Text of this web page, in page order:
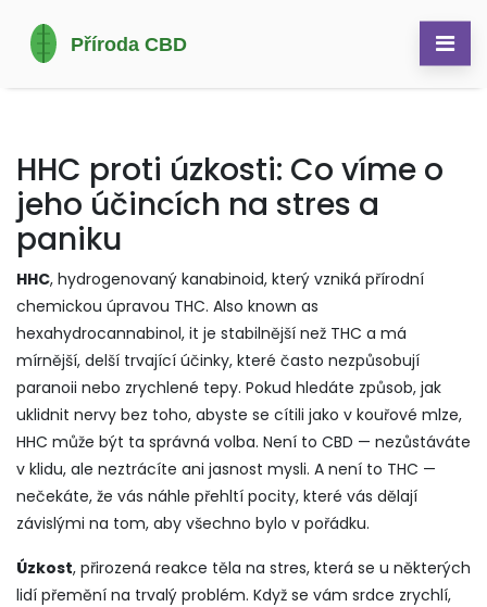
HHC proti úzkosti: Co víme o
jeho účincích na stres a
paniku
HHC, hydrogenovaný kanabinoid, který vzniká přírodní
chemickou úpravou THC. Also known as
hexahydrocannabinol, it je stabilnější než THC a má
mírnější, delší trvající účinky, které často nezpůsobují
paranoii nebo zrychlené tepy. Pokud hledáte způsob, jak
uklidnit nervy bez toho, abyste se cítili jako v kouřové mlze,
HHC může být ta správná volba. Není to CBD — nezůstáváte
v klidu, ale neztrácíte ani jasnost mysli. A není to THC —
nečekáte, že vás náhle přehltí pocity, které vás dělají
závislými na tom, aby všechno bylo v pořádku.
Úzkost, přirozená reakce těla na stres, která se u některých
lidí přemění na trvalý problém. Když se vám srdce zrychlí,